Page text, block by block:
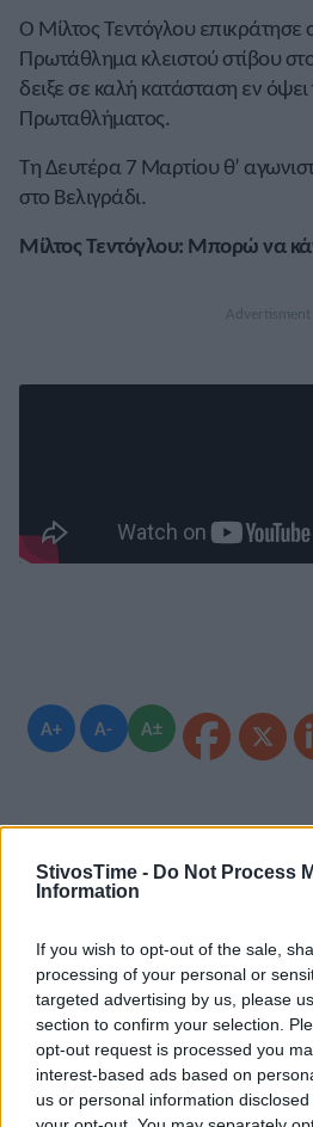
StivosTime - Do Not Process
Information
If you wish to opt-out of the sale,
processing of your personal or
targeted advertising by us, please
section to confirm your selection.
opt-out request is processed you
interest-based ads based on
us or personal information
A+ A- A±
Ο Μίλτος Τεντόγλου επικράτησε
Πρωτάθλημα κλειστού στίβου
δειξε σε καλή κατάσταση εν
Πρωταθλήματος.
Τη Δευτέρα 7 Μαρτίου θ’
στο Βελιγράδι.
Mίλτος Τεντόγλου: Μπορώ να
Εγγραφείτε στο